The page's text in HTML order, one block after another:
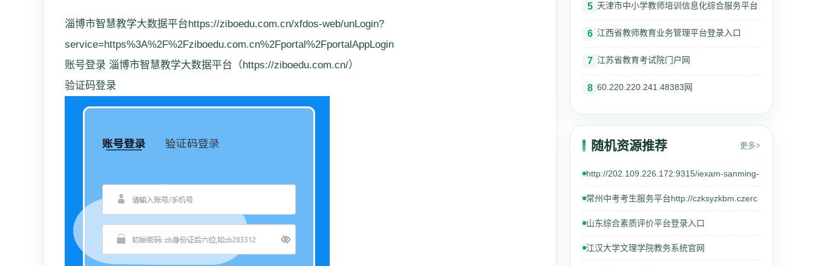
淄博市智慧教学大数据平台https://ziboedu.com.cn/xfdos-web/unLogin?
service=https%3A%2F%2Fziboedu.com.cn%2Fportal%2FportalAppLogin
账号登录 淄博市智慧教学大数据平台（https://ziboedu.com.cn/）
验证码登录
5 天津市中小学教师培训信息化综合服务平台
6 江西省教师教育业务管理平台登录入口
7 江苏省教育考试院门户网
8 60.220.220.241.48383网
随机资源推荐 更多>
http://202.109.226.172:9315/iexam-sanming-
常州中考考生服务平台http://czksyzkbm.czerc
山东综合素质评价平台登录入口
江汉大学文理学院教务系统官网